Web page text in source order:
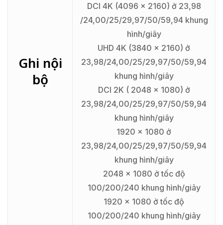
Ghi nội
bộ
DCI 4K (4096 x 2160) ở 23,98
/24,00/25/29,97/50/59,94 khung
hình/giây
UHD 4K (3840 x 2160) ở
23,98/24,00/25/29,97/50/59,94
khung hình/giây
DCI 2K ( 2048 x 1080) ở
23,98/24,00/25/29,97/50/59,94
khung hình/giây
1920 x 1080 ở
23,98/24,00/25/29,97/50/59,94
khung hình/giây
2048 x 1080 ở tốc độ
100/200/240 khung hình/giây
1920 x 1080 ở tốc độ
100/200/240 khung hình/giây